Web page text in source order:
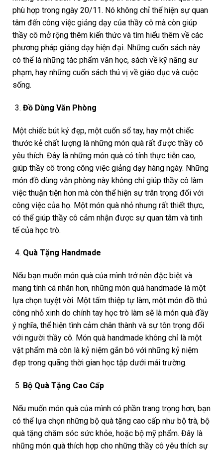
phù hợp trong ngày 20/11. Nó không chỉ thể hiện sự quan
tâm đến công việc giảng dạy của thầy cô mà còn giúp
thầy cô mở rộng thêm kiến thức và tìm hiểu thêm về các
phương pháp giảng dạy hiện đại. Những cuốn sách này
có thể là những tác phẩm văn học, sách về kỹ năng sư
phạm, hay những cuốn sách thú vị về giáo dục và cuộc
sống.
Đồ Dùng Văn Phòng
Một chiếc bút ký đẹp, một cuốn sổ tay, hay một chiếc
thước kẻ chất lượng là những món quà rất được thầy cô
yêu thích. Đây là những món quà có tính thực tiễn cao,
giúp thầy cô trong công việc giảng dạy hàng ngày. Những
món đồ dùng văn phòng này không chỉ giúp thầy cô làm
việc thuận tiện hơn mà còn thể hiện sự trân trọng đối với
công việc của họ. Một món quà nhỏ nhưng rất thiết thực,
có thể giúp thầy cô cảm nhận được sự quan tâm và tinh
tế của học trò.
Quà Tặng Handmade
Nếu bạn muốn món quà của mình trở nên đặc biệt và
mang tính cá nhân hơn, những món quà handmade là một
lựa chọn tuyệt vời. Một tấm thiệp tự làm, một món đồ thủ
công nhỏ xinh do chính tay học trò làm sẽ là món quà đầy
ý nghĩa, thể hiện tình cảm chân thành và sự tôn trọng đối
với người thầy cô. Món quà handmade không chỉ là một
vật phẩm mà còn là kỷ niệm gắn bó với những kỷ niệm
đẹp trong quãng thời gian học tập dưới mái trường.
Bộ Quà Tặng Cao Cấp
Nếu muốn món quà của mình có phần trang trọng hơn, bạn
có thể lựa chọn những bộ quà tặng cao cấp như bộ trà, bộ
quà tặng chăm sóc sức khỏe, hoặc bộ mỹ phẩm. Đây là
những món quà thích hợp cho những thầy cô yêu thích sự